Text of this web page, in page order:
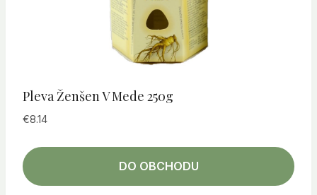
Pleva Ženšen V Mede 250g
€8.14
DO OBCHODU